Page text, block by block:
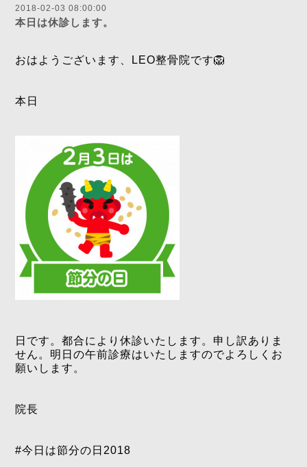
2018-02-03 08:00:00
本日は休診します。
おはようございます、LEO整骨院です🦁
本日
日です。都合により休診いたします。申し訳ありま
せん。明日の午前診療はいたしますのでよろしくお
願いします。
院長
#今日は節分の日2018